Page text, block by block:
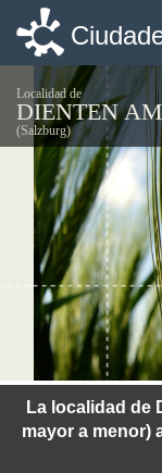
Localidad de
DIENTEN
(Salzburg)
La localidad de
mayor a menor)